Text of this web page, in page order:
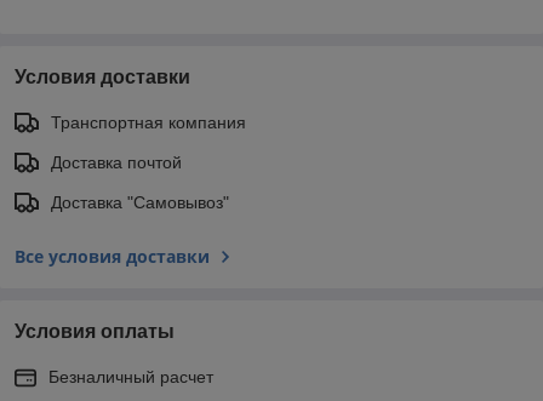
Условия доставки
Транспортная компания
Доставка почтой
Доставка "Самовывоз"
Все условия доставки
Условия оплаты
Безналичный расчет